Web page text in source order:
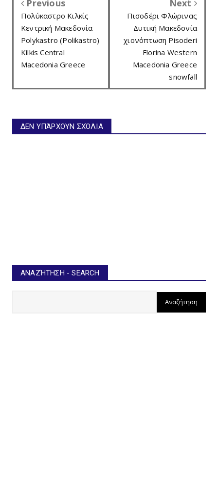
Previous
Πολύκαστρο Κιλκίς
Κεντρική Μακεδονία
Polykastro (Polikastro)
Kilkis Central
Macedonia Greece
Next
Πισοδέρι Φλώρινας
Δυτική Μακεδονία
χιονόπτωση Pisoderi
Florina Western
Macedonia Greece
snowfall
ΔΕΝ ΥΠΆΡΧΟΥΝ ΣΧΌΛΙΑ
ΑΝΑΖΉΤΗΣΗ - SEARCH